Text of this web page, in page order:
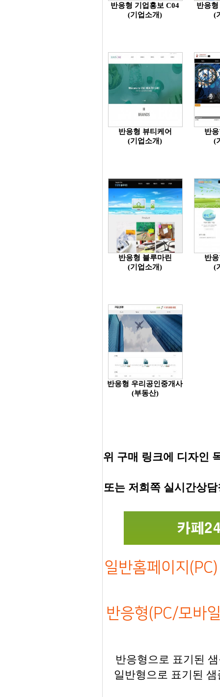
반응형 기업홍보 C04
(기업소개)
반응
(
반응형 뷰티케어
(기업소개)
반
(
반응형 블루마린
(기업소개)
반
(
반응형 우리공인중개사
(부동산)
위 구매 링크에 디자인
또는 저희쪽 실시간상
일반홈페이지
반응형(PC/모바
반응형으로 표기된
일반형으로 표기된